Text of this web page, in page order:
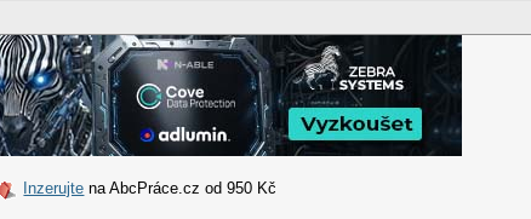
Inzerujte na AbcPráce.cz od 950 Kč